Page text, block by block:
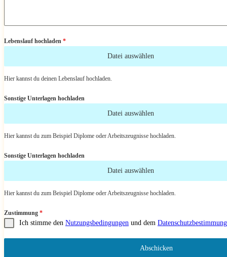
Lebenslauf hochladen *
Datei auswählen
Hier kannst du deinen Lebenslauf hochladen.
Sonstige Unterlagen hochladen
Datei auswählen
Hier kannst du zum Beispiel Diplome oder Arbeitszeugnisse hochladen.
Sonstige Unterlagen hochladen
Datei auswählen
Hier kannst du zum Beispiel Diplome oder Arbeitszeugnisse hochladen.
Zustimmung *
Ich stimme den Nutzungsbedingungen und dem
Abschicken